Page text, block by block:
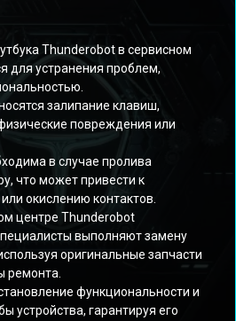
Thunderobot в сервисном
для устранения проблем,
залипание клавиш,
повреждения или
в случае пролива
что может привести к
окислению контактов.
центре Thunderobot
выполняют замену
оригинальные запчасти
ремонта.
функциональности и
устройства, гарантируя его